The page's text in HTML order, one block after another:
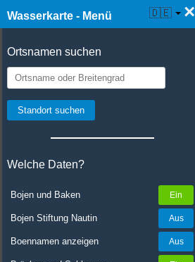
Wasserkarte - Menü ×
Ortsnamen suchen
Welche Daten?
Bojen und Baken
Bojen Stiftung Nautin
Boennamen anzeigen
☰ Wasserkarte Live 🇩🇪